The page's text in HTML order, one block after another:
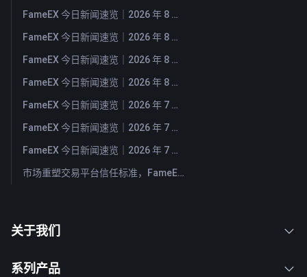
FameEX 今日新闻速览｜2026 年 8 月 6 日
FameEX 今日新闻速览｜2026 年 8 月 5 日
FameEX 今日新闻速览｜2026 年 8 月 4 日
FameEX 今日新闻速览｜2026 年 8 月 3 日
FameEX 今日新闻速览｜2026 年 7 月 31 日
FameEX 今日新闻速览｜2026 年 7 月 30 日
FameEX 今日新闻速览｜2026 年 7 月 29 日
市场重塑交易平台信任标准，FameEX 以八年稳健运营持续服务全球用户
关于我们
系列产品